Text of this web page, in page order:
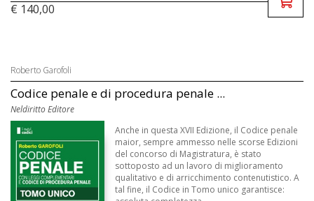
€ 140,00
Roberto Garofoli
Codice penale e di procedura penale ...
Neldiritto Editore
Anche in questa XVII Edizione, il Codice penale
maior, sempre ammesso nelle scorse Edizioni
del concorso di Magistratura, è stato
sottoposto ad un lavoro di miglioramento
qualitativo e di arricchimento contenutistico. A
tal fine, il Codice in Tomo unico garantisce: